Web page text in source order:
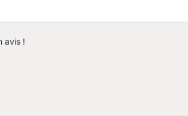
avis !